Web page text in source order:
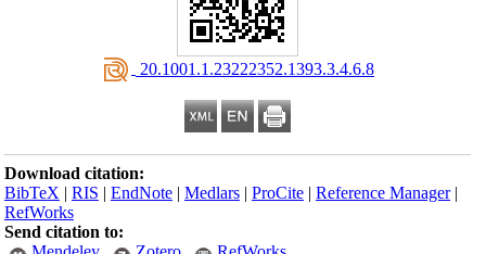
‎ 20.1001.1.23222352.1393.3.4.6.8
Download citation:
BibTeX |RIS |EndNote |Medlars |ProCite |Reference Manager
RefWorks
Send citation to: